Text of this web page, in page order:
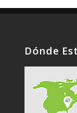
Dónde